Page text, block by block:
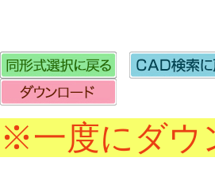
※一度にダウ